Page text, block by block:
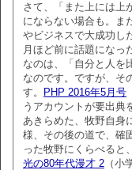
さて、「また上には上
にならない場合も。ま
やビジネスで大成功し
月ほど前に話題になっ
なのは、「自分と人を
なのです。ですが、そ
す。
PHP 2016年5月号
うアカウントが要出典
あきらめた、牧野自身
様、その後の道で、確
った牧野にくらべると
光の80年代漫才 2 （